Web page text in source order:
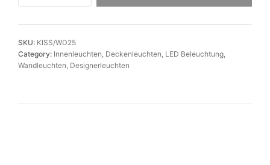
W
a
n
d
e
SKU: KISS/WD25
Category: Innenleuchten Deckenleuchten LED Beleuchtung
Wandleuchten Designerleuchten